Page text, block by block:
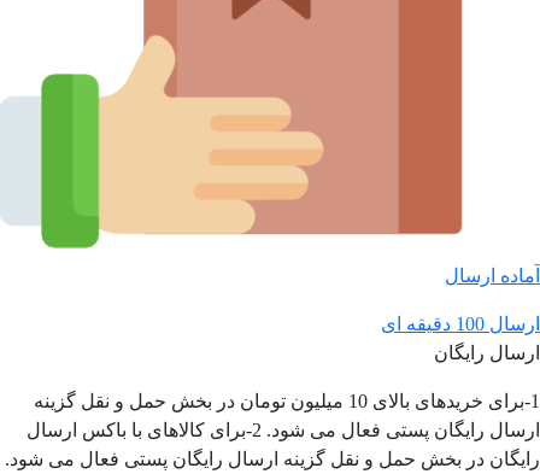
آماده ارسال
ارسال 100 دقیقه ای
ارسال رایگان
1-برای خریدهای بالای 10 میلیون تومان در بخش حمل و نقل گزینه
ارسال رایگان پستی فعال می شود. 2-برای کالاهای با باکس ارسال
رایگان در بخش حمل و نقل گزینه ارسال رایگان پستی فعال می شود.